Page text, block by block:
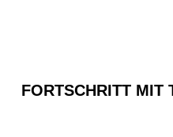
FORTSCHRITT MIT